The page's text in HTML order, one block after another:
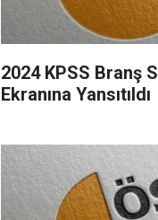
2024 KPSS Branş
Ekranına Yansıtıldı